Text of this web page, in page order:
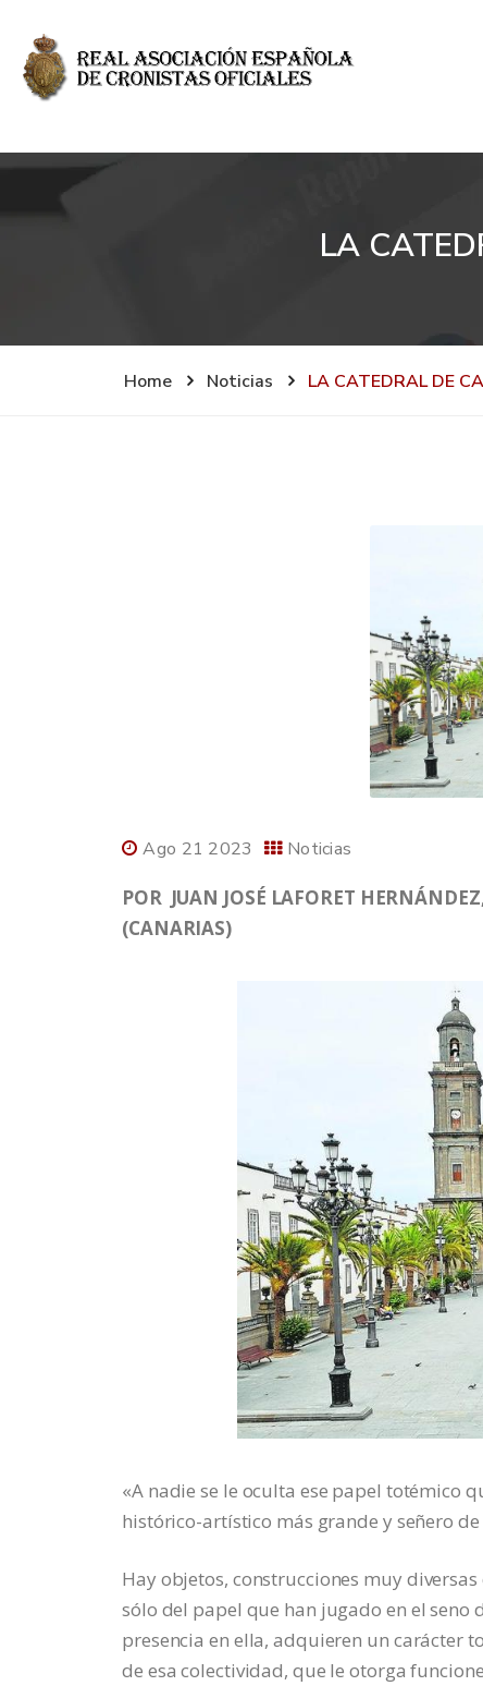
LA
Home Noticias LA CATEDRAL DE
Ago 21 2023 Noticias
POR JUAN JOSÉ LAFORET
(CANARIAS)
«A nadie se le oculta ese papel totémico
histórico-artístico más grande y señero
Hay objetos, construcciones muy
sólo del papel que han jugado en el
presencia en ella, adquieren un carácter
de esa colectividad, que le otorga